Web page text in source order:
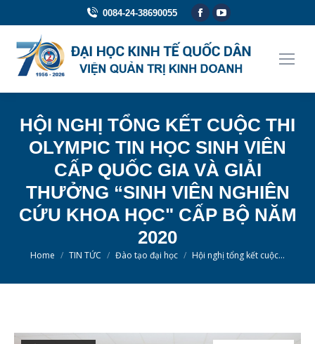
0084-24-38690055
Facebook
opens
in
YouTube
opens
in
HỘI NGHỊ TỔNG KẾT CUỘC THI
OLYMPIC TIN HỌC SINH VIÊN
CẤP QUỐC GIA VÀ GIẢI
THƯỞNG “SINH VIÊN NGHIÊN
CỨU KHOA HỌC" CẤP BỘ NĂM
2020
You are here:
Home TIN TỨC Đào tạo đại học Hội nghị tổng kết cuộc…